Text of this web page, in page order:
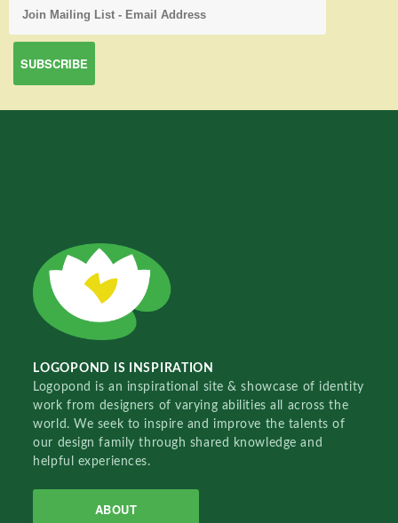
LOGOPOND IS INSPIRATION
Logopond is an inspirational site & showcase of identity
work from designers of varying abilities all across the
world. We seek to inspire and improve the talents of
our design family through shared knowledge and
helpful experiences.
ABOUT